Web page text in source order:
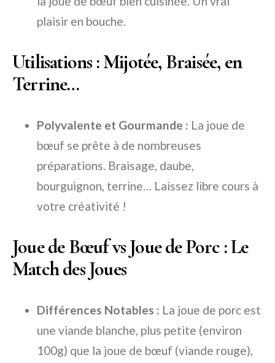
plaisir en bouche.
Utilisations : Mijotée, Braisée, en
Terrine…
Polyvalente et Gourmande : La joue de
bœuf se prête à de nombreuses
préparations. Braisage, daube,
bourguignon, terrine… Laissez libre cours à
votre créativité !
Joue de Bœuf vs Joue de Porc : Le
Match des Joues
Différences Notables : La joue de porc est
une viande blanche, plus petite (environ
100g) que la joue de bœuf (viande rouge),